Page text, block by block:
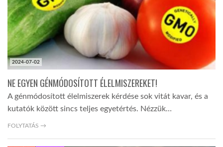
2024-07-02
NE EGYEN GÉNMÓDOSÍTOTT ÉLELMISZEREKET!
A génmódosított élelmiszerek kérdése sok vitát kavar, és a
kutatók között sincs teljes egyetértés. Nézzük…
FOLYTATÁS →